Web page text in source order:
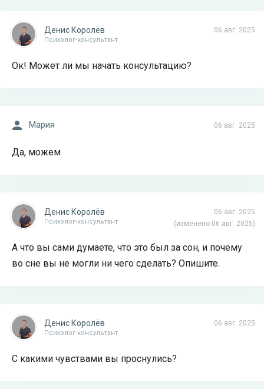
06 авг. 2025
Денис Королёв
Психолог-консультант
Ок! Может ли мы начать консультацию?
06 авг. 2025
Мария
Да, можем
06 авг. 2025
(изменено 06 авг. 2025)
Денис Королёв
Психолог-консультант
А что вы сами думаете, что это был за сон, и почему
во сне вы не могли ни чего сделать? Опишите.
06 авг. 2025
Денис Королёв
Психолог-консультант
С какими чувствами вы проснулись?